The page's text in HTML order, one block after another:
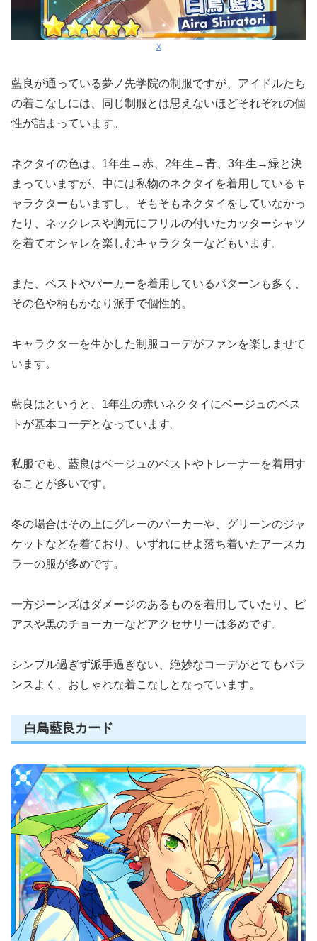
X
藍良が通っている夢ノ先学院の制服ですが、アイドルたち
の着こなしには、同じ制服とは思えないほどそれぞれの個
性が詰まっています。
ネクタイの色は、1年生→赤、2年生→青、3年生→緑と決
まっていますが、中には私物のネクタイを着用しているキ
ャラクターもいますし、そもそもネクタイをしていなかっ
たり、ネックレスや胸元にフリルの付いたカッターシャツ
を着てオシャレを楽しむキャラクターなどもいます。
また、ベストやパーカーを着用しているパターンも多く、
その色や柄もかなり派手で個性的。
キャラクターを生かした制服コーデがファンを楽しませて
います。
藍良はというと、1年生の赤いネクタイにベージュのベス
トが基本コーデとなっています。
私服でも、藍良はベージュのベストやトレーナーを着用す
ることが多いです。
冬の場合はその上にグレーのパーカーや、グリーンのジャ
ケットなどを着ており、いずれにせよ落ち着いたアースカ
ラーの服が多めです。
一方ジーンズはダメージのあるものを着用していたり、ピ
アスや黒のチョーカーなどアクセサリーは多めです。
シンプル過ぎず派手過ぎない、絶妙なコーデがとてもバラ
ンスよく、おしゃれな着こなしとなっています。
白鳥藍良カード